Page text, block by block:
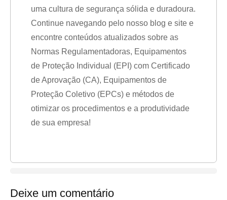
uma cultura de segurança sólida e duradoura.
Continue navegando pelo nosso blog e site e
encontre conteúdos atualizados sobre as
Normas Regulamentadoras, Equipamentos
de Proteção Individual (EPI) com Certificado
de Aprovação (CA), Equipamentos de
Proteção Coletivo (EPCs) e métodos de
otimizar os procedimentos e a produtividade
de sua empresa!
Deixe um comentário